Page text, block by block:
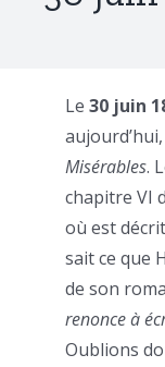
Le 30 juin
Misérables.
chapitre VI
où est
sait ce que
de son
renonce à
Oublions